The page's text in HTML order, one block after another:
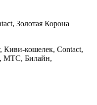
Золотая Корона
Киви-кошелек, Contact,
МТС, Билайн,